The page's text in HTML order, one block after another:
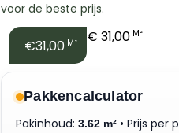
voor de beste prijs.
€31,00 M² € 31,00 M²
Pakkencalculator
Pakinhoud:3.62 m² • Prijs per